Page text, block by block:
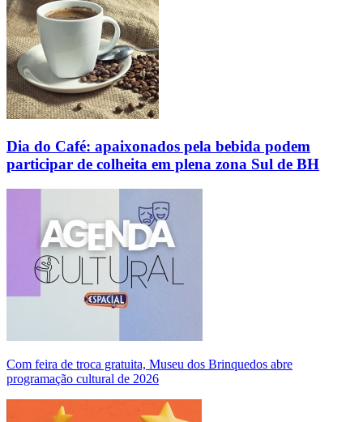
Dia do Café: apaixonados pela bebida podem
participar de colheita em plena zona Sul de BH
Com feira de troca gratuita, Museu dos Brinquedos abre
programação cultural de 2026